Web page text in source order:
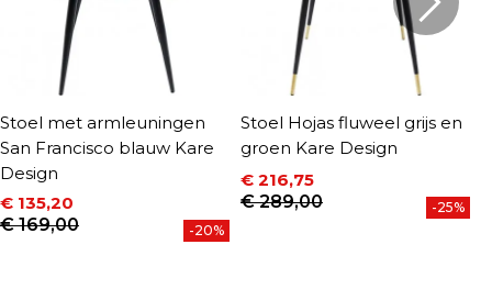
Stoel met armleuningen
San Francisco blauw Kare
Design
Prijs
€ 135,20
Normale prijs
€ 169,00 -20%
Stoel Hojas fluweel grijs en
groen Kare Design
Prijs
€ 216,75
Normale prijs
€ 289,00 -25%